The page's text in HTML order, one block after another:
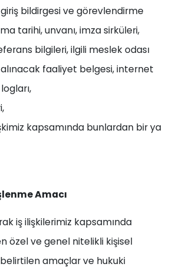
giriş bildirgesi ve görevlendirme
tarihi, unvanı, imza sirküleri,
bilgileri, ilgili meslek odası
faaliyet belgesi, internet
kapsamında bunlardan bir ya
Amacı
iş ilişkilerimiz kapsamında
özel ve genel nitelikli kişisel
amaçlar ve hukuki